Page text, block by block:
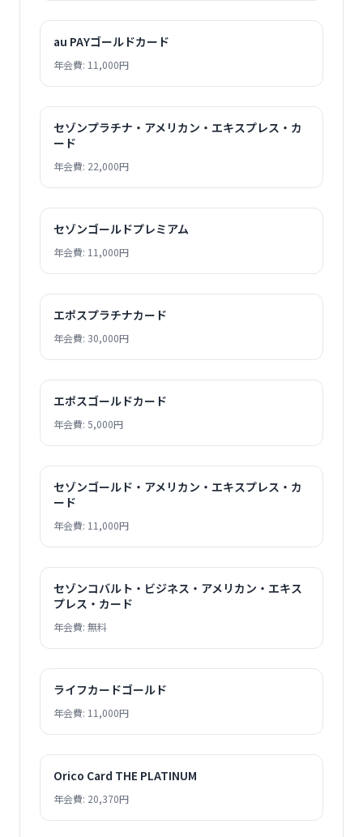
au PAYゴールドカード
年会費: 11,000円
セゾンプラチナ・アメリカン・エキスプレス・カ
ード
年会費: 22,000円
セゾンゴールドプレミアム
年会費: 11,000円
エポスプラチナカード
年会費: 30,000円
エポスゴールドカード
年会費: 5,000円
セゾンゴールド・アメリカン・エキスプレス・カ
ード
年会費: 11,000円
セゾンコバルト・ビジネス・アメリカン・エキス
プレス・カード
年会費: 無料
ライフカードゴールド
年会費: 11,000円
Orico Card THE PLATINUM
年会費: 20,370円